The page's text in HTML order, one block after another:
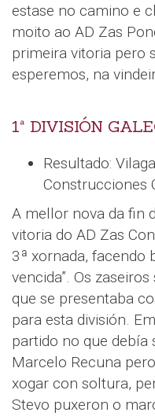
estase no camino e
moito ao AD Zas
primeira vitoria pero
esperemos, na
1ª DIVISIÓN
Resultado:
Construcciones
A mellor nova da fin
vitoria do AD Zas
3ª xornada, facendo
vencida”. Os
que se presentaba
para esta división.
partido no que
Marcelo Recuna
xogar con soltura,
Stevo puxeron o